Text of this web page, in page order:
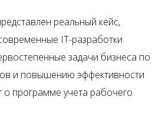
реальный кейс,
IT-разработки
задачи бизнеса по
и повышению эффективности
программе учета рабочего